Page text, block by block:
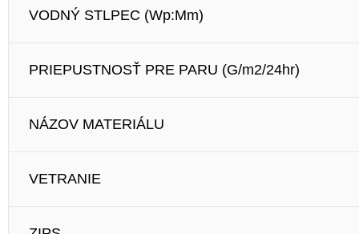
VODNÝ STLPEC (Wp:Mm)
PRIEPUSTNOSŤ PRE PARU (G/m2/24hr)
NÁZOV MATERIÁLU
VETRANIE